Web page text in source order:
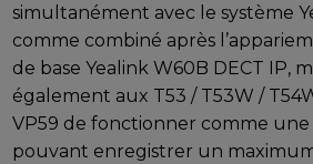
simultanément avec le système
comme combiné après
de base Yealink W60B DECT IP,
également aux T53 / T53W /
VP59 de fonctionner comme une
pouvant enregistrer un